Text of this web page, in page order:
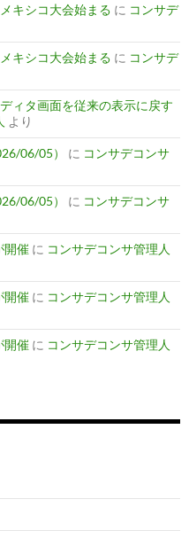
キシコ大会始まる に コンサデ
キシコ大会始まる に コンサデ
ィタ画面を従来の表示に戻す
より
06/05） に コンサデコンサ
06/05） に コンサデコンサ
開催 に コンサデコンサ管理人
開催 に コンサデコンサ管理人
開催 に コンサデコンサ管理人